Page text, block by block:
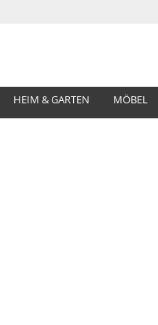
HEIM & GARTEN MÖBEL